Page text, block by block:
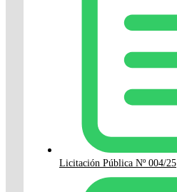
Licitación Pública Nº 004/25